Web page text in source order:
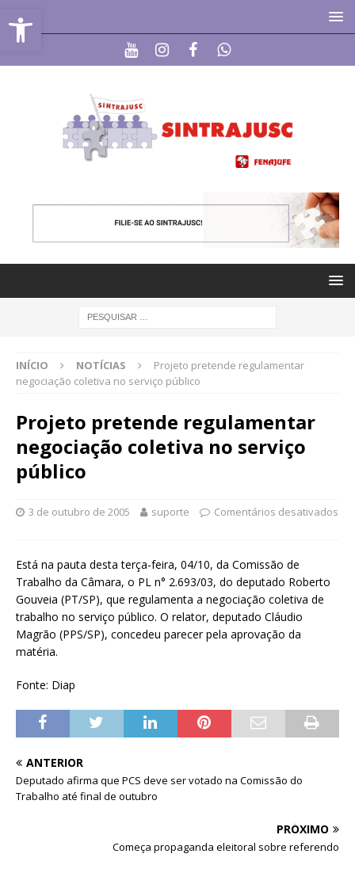
Abrir a barra de ferramentas
INÍCIO NOTÍCIAS
Projeto pretende regulamentar
negociação coletiva no serviço público
Projeto pretende regulamentar
negociação coletiva no serviço
público
3 de outubro de 2005 suporte Comentários desativados
Está na pauta desta terça-feira, 04/10, da Comissão de
Trabalho da Câmara, o PL n° 2.693/03, do deputado Roberto
Gouveia (PT/SP), que regulamenta a negociação coletiva de
trabalho no serviço público. O relator, deputado Cláudio
Magrão (PPS/SP), concedeu parecer pela aprovação da
matéria.
Fonte: Diap
ANTERIOR
Deputado afirma que PCS deve ser votado na Comissão do
Trabalho até final de outubro
PRÓXIMO
Começa propaganda eleitoral sobre referendo